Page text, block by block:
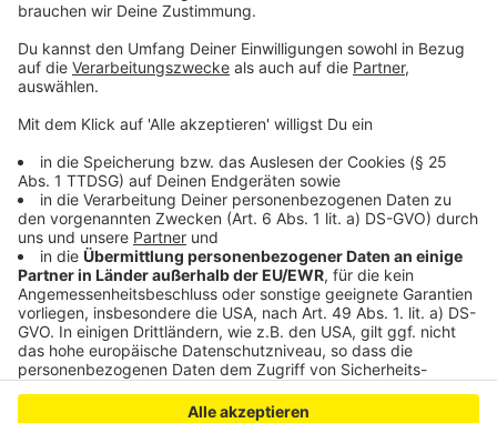
Anzeige
Anzeige
Anzeige